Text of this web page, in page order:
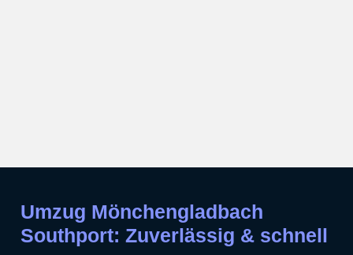
Umzug Mönchengladbach
Southport: Zuverlässig & schnell